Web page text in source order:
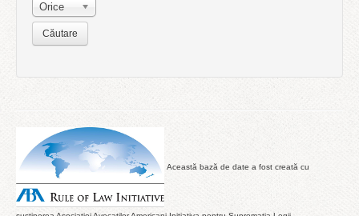
Orice
Această bază de date a fost creată cu